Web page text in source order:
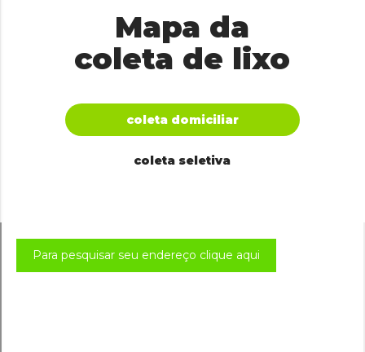
Mapa da
coleta de lixo
coleta domiciliar
coleta seletiva
Para pesquisar seu endereço clique aqui